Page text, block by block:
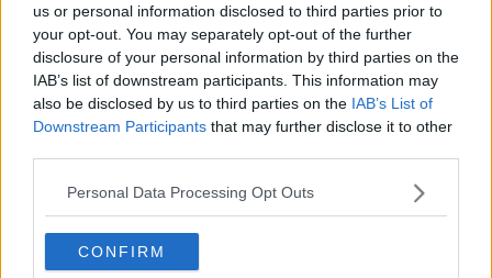
us or personal information disclosed to third parties prior to
your opt-out. You may separately opt-out of the further
disclosure of your personal information by third parties on the
IAB’s list of downstream participants. This information may
also be disclosed by us to third parties on the IAB’s List of
Downstream Participants that may further disclose it to other
Personal Data Processing Opt Outs
CONFIRM
Ursprungligen postat av ladicius
Så jag läste precis ingressen till en låst artikel på SvD:
-1986-klimatomstallningen-i-sta
Så "chocksiffran" man hänvisar till är alltså att Sverige
använder lika mycket el idag som år 1986. Om jag tänker rätt
så är det väl en fantastisk siffra? Majoriteten av elektriciteten
går ju till hushållen, och vi är idag